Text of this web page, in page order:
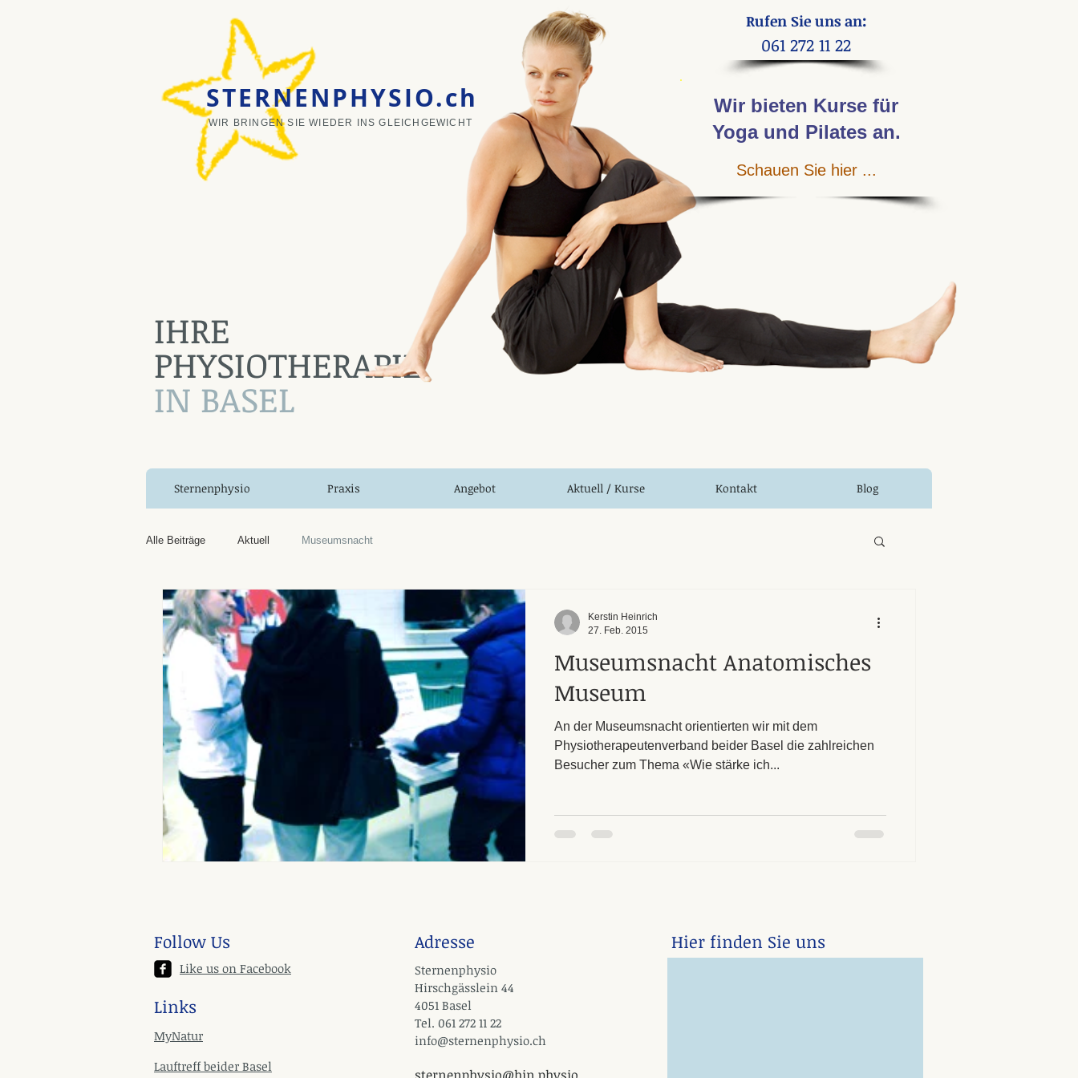
STERNENPHYSIO.ch
WIR BRINGEN SIE WIEDER INS GLEICHGEWICHT
IHRE
PHYSIOTHERAPIE
IN BASEL
Rufen Sie uns an:
061 272 11 22
Wir bieten Kurse für
Yoga und Pilates an.
Schauen Sie hier ...
Sternenphysio Praxis Angebot Aktuell / Kurse Kontakt Blog
Alle Beiträge Aktuell Museumsnacht
Museumsnacht Anatomisches
Museum
An der Museumsnacht orientierten wir mit dem
Physiotherapeutenverband beider Basel die zahlreichen
Besucher zum Thema «Wie stärke ich...
Kerstin Heinrich
27. Feb. 2015
Follow Us
Like us on Facebook
Links
MyNatur
Lauftreff beider Basel
Adresse
Sternenphysio
Hirschgässlein 44
4051 Basel
Tel. 061 272 11 22
info@sternenphysio.ch
Hier finden Sie uns